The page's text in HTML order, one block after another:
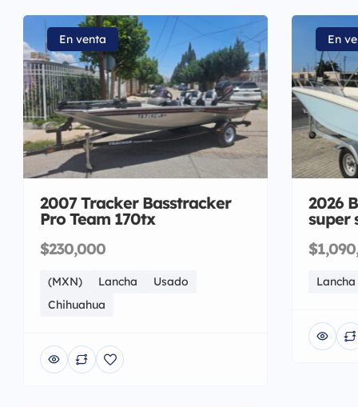
En venta
2007 Tracker Basstracker
Pro Team 170tx
$230,000
(MXN) Lancha
Usado
Chihuahua
En
2026
super
Lancha